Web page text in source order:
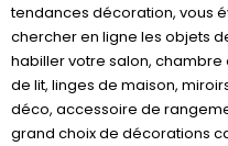
tendances décoration, vous
chercher en ligne les objets
habiller votre salon, chambre
de lit, linges de maison,
déco, accessoire de
grand choix de décorations